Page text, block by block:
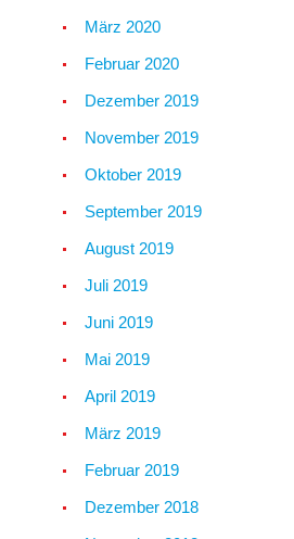
März 2020
Februar 2020
Dezember 2019
November 2019
Oktober 2019
September 2019
August 2019
Juli 2019
Juni 2019
Mai 2019
April 2019
März 2019
Februar 2019
Dezember 2018